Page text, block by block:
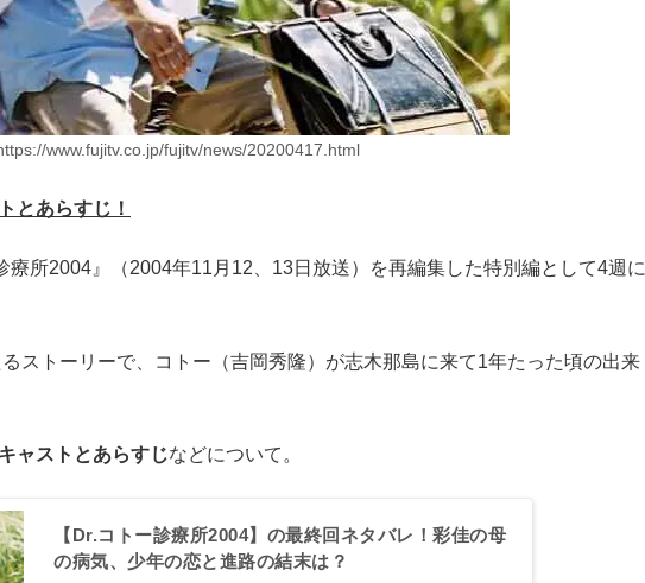
www.fujitv.co.jp/fujitv/news/20200417.html
とあらすじ！
療所2004』（2004年11月12、13日放送）を再編集した特別編として4週に
ストーリーで、コトー（吉岡秀隆）が志木那島に来て1年たった頃の出来
ャストとあらすじなどについて。
【Dr.コトー診療所2004】の最終回ネタバレ！彩佳の母
の病気、少年の恋と進路の結末は？